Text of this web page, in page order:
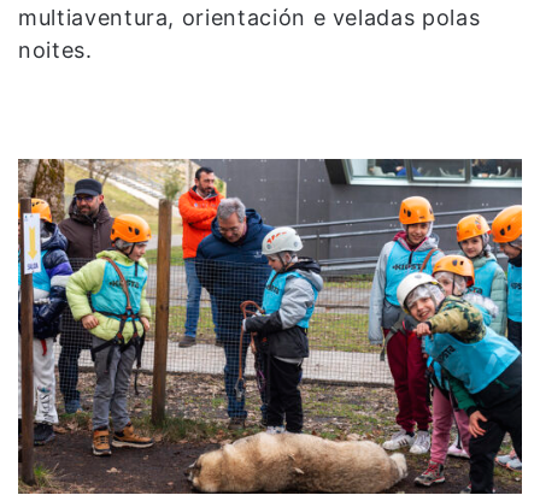
multiaventura, orientación e veladas polas
noites.